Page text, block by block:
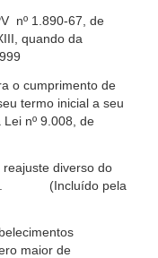
nº 1.890-67, de
quando da
o cumprimento de
termo inicial a seu
nº 9.008, de
diverso do
(Incluído pela
maior de